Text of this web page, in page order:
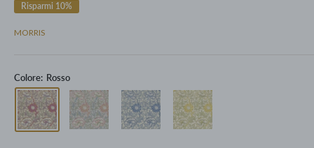
Risparmi 10%
MORRIS
Colore: Rosso